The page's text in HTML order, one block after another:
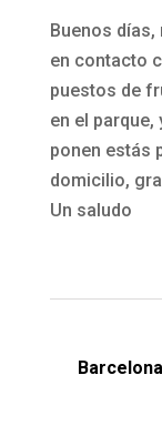
Buenos
en contacto
puestos de
en el parque,
ponen estás
domicilio,
Un saludo